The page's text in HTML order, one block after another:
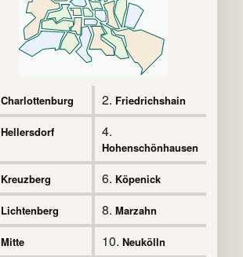
Charlottenburg 2. Friedrichshain
Hellersdorf 4.
Hohenschönhausen
Kreuzberg 6. Köpenick
Lichtenberg 8. Marzahn
Mitte 10. Neukölln